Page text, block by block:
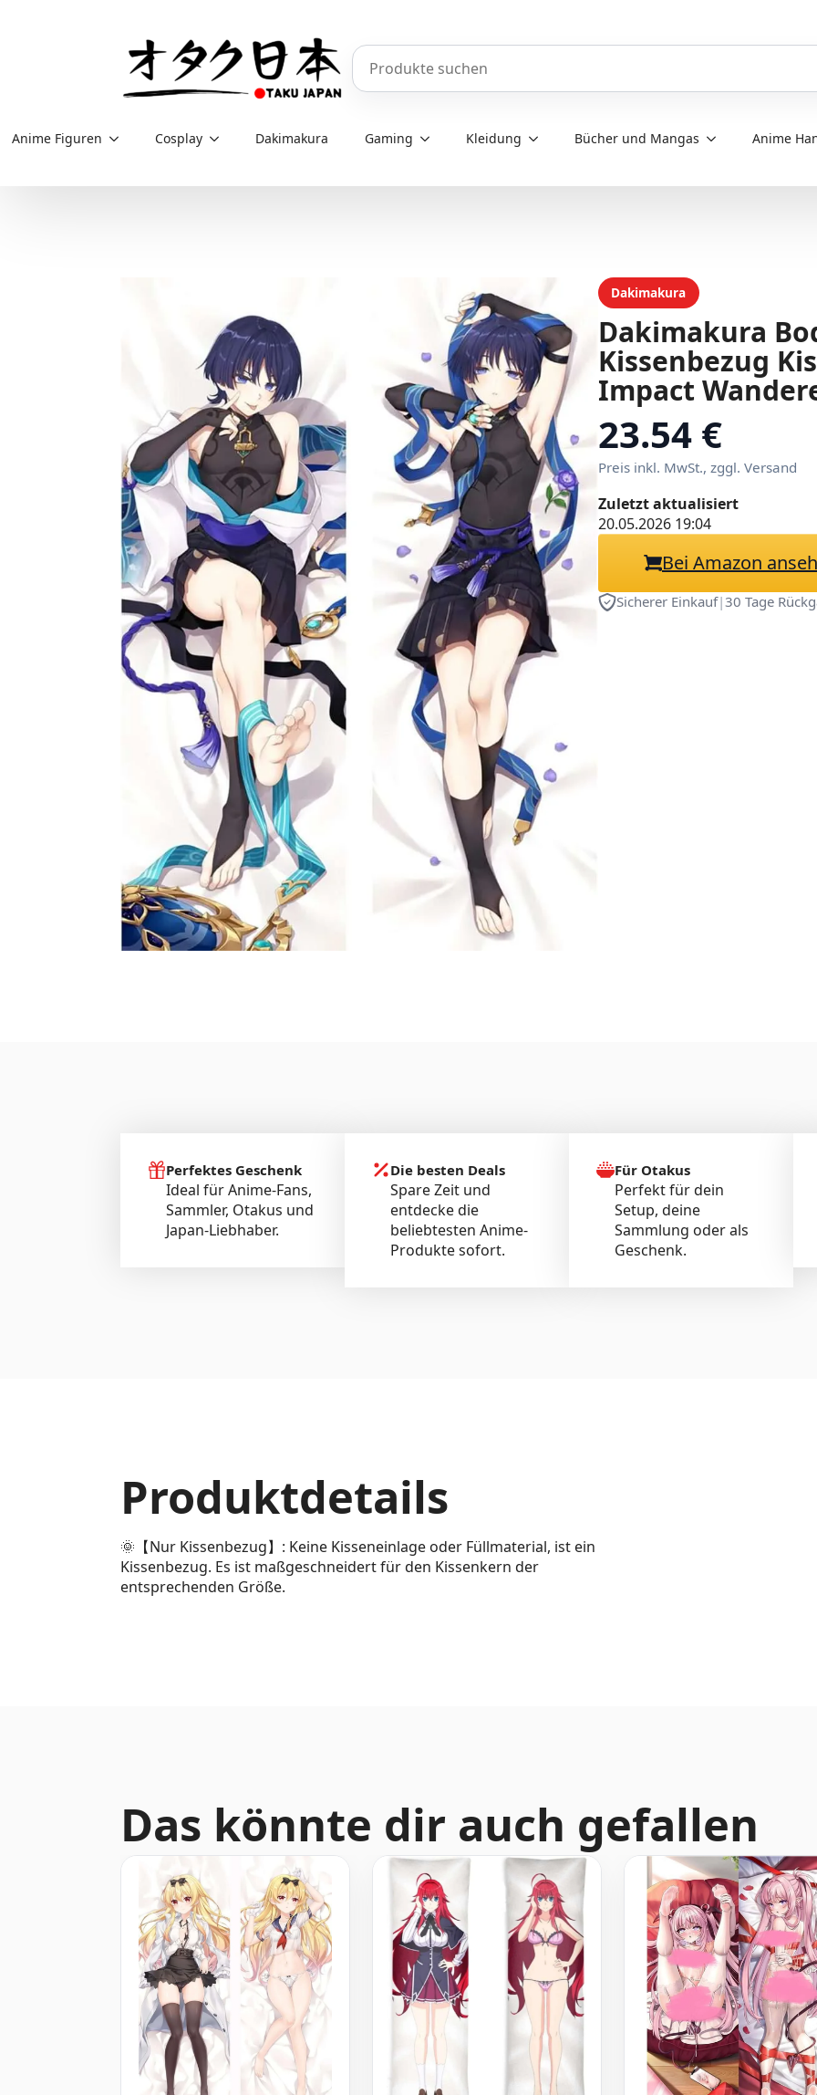
Produkte durchsuchen
Anime Figuren Cosplay Dakimakura Gaming Kleidung Bücher und Mangas Anime
Dakimakura
Dakimakura
Kissenbezug
Impact
Doppelseitige
Dekorative
23.54 €
Preis inkl. MwSt., zggl. Versand
Zuletzt aktualisiert
20.05.2026 19:04
Bei Amazon
Sicherer Einkauf|30 Tage
Perfektes Geschenk
Ideal für Anime-Fans,
Sammler, Otakus und
Japan-Liebhaber.
Die besten Deals
Spare Zeit und
entdecke die
beliebtesten Anime-
Produkte sofort.
Für Otakus
Perfekt für dein
Setup, deine
Sammlung oder als
Geschenk.
Produktdetails
🌞【Nur Kissenbezug】: Keine Kisseneinlage oder Füllmaterial, ist ein
Kissenbezug. Es ist maßgeschneidert für den Kissenkern der
entsprechenden Größe.
Das könnte dir auch gefallen